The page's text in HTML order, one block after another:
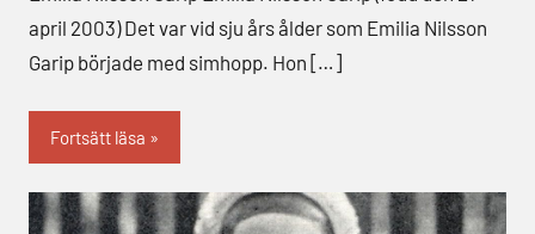
april 2003) Det var vid sju års ålder som Emilia Nilsson
Garip började med simhopp. Hon […]
Fortsätt läsa